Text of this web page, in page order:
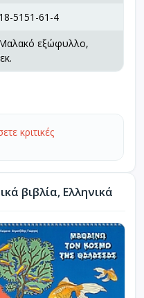
5151-61-4
εξώφυλλο,
κριτικές
βιβλία, Ελληνικά